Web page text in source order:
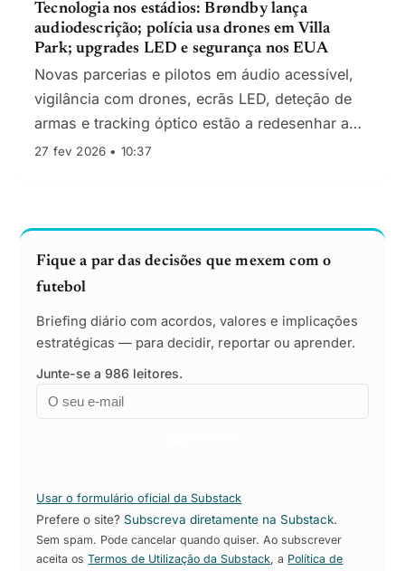
Tecnologia nos estádios: Brøndby lança
audiodescrição; polícia usa drones em Villa
Park; upgrades LED e segurança nos EUA
Novas parcerias e pilotos em áudio acessível,
vigilância com drones, ecrãs LED, deteção de
armas e tracking óptico estão a redesenhar a
experiência e as operações em estádios.
27 fev 2026 • 10:37
Fique a par das decisões que mexem com o
futebol
Briefing diário com acordos, valores e implicações
estratégicas — para decidir, reportar ou aprender.
Junte-se a 986 leitores.
Email
Empresa
Usar o formulário oficial da Substack
Prefere o site?Subscreva diretamente na Substack.
Sem spam. Pode cancelar quando quiser. Ao subscrever
aceita osTermos de Utilização da Substack , a Política de